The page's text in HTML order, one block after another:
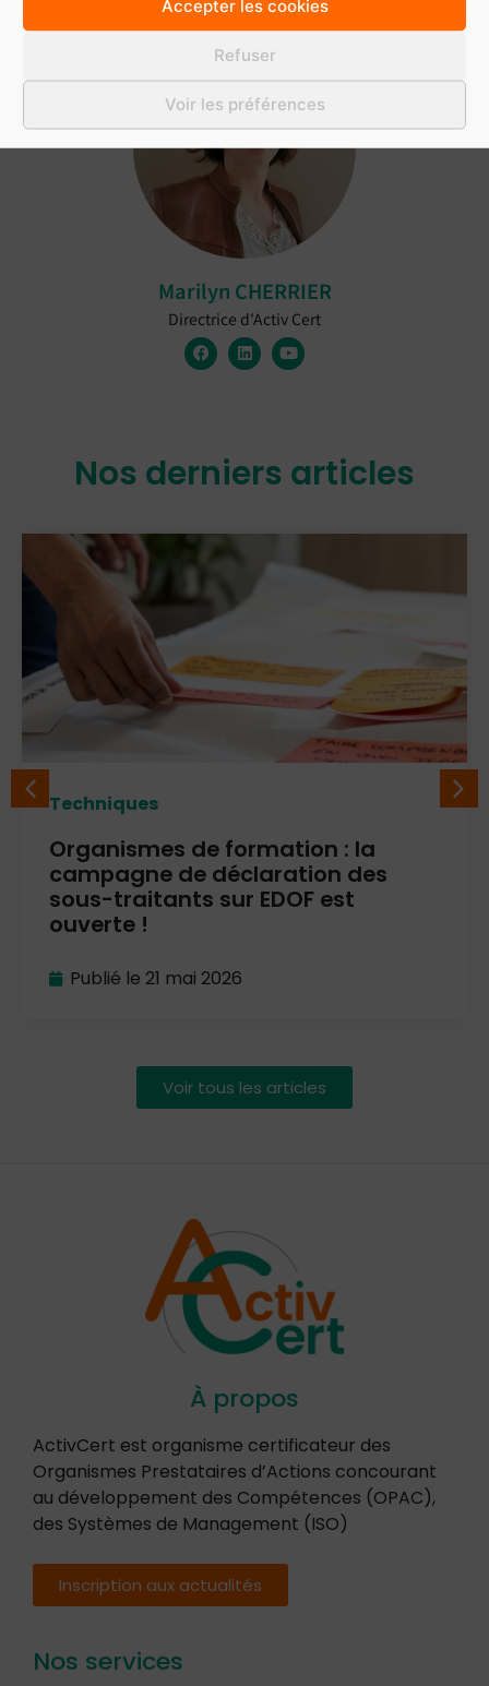
Accepter les cookies
Refuser
Voir les préférences
Marilyn CHERRIER
Directrice d'Activ Cert
Nos derniers articles
Techniques
Organismes de formation : la
campagne de déclaration des
sous-traitants sur EDOF est
ouverte !
Publié le 21 mai 2026
Voir tous les articles
À propos
ActivCert est organisme certificateur des
Organismes Prestataires d’Actions concourant
au développement des Compétences (OPAC),
des Systèmes de Management (ISO)
Inscription aux actualités
Nos services